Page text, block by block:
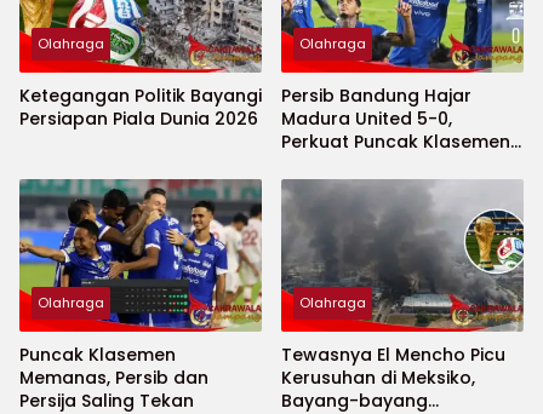
Olahraga
Ketegangan Politik Bayangi
Persiapan Piala Dunia 2026
Olahraga
Persib Bandung Hajar
Madura United 5-0,
Perkuat Puncak Klasemen
Olahraga
Puncak Klasemen
Memanas, Persib dan
Persija Saling Tekan
Olahraga
Tewasnya El Mencho Picu
Kerusuhan di Meksiko,
Bayang-bayang